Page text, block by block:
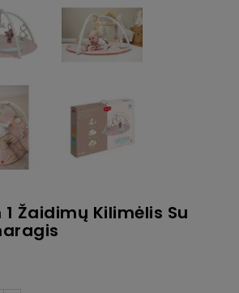
1 Žaidimų Kilimėlis Su